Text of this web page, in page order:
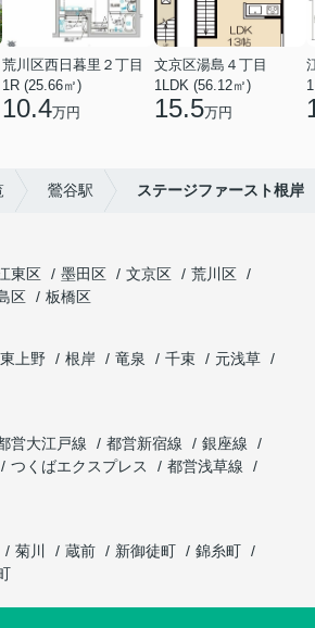
荒川区西日暮里２丁目
1R (25.66㎡)
10.4万円
文京区湯島４丁目
1LDK (56.12㎡)
15.5万円
鶯谷駅 ステージファースト根岸
東区 墨田区 文京区
荒川区
区
板橋区
東上野 根岸 竜泉 千束
元浅草
営大江戸線 都営新宿線
銀座線
つくばエクスプレス
都営浅草線
菊川 蔵前 新御徒町
錦糸町